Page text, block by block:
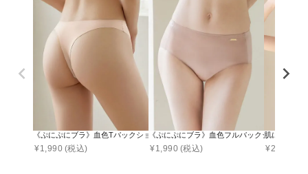
《ぷにぷにブラ》血色Tバックショーツ【ショーツ単品】
¥1,990 (税込)
《ぷにぷにブラ》血色フルバックショーツ【
¥1,990 (税込)
肌に馴染む
¥2,990